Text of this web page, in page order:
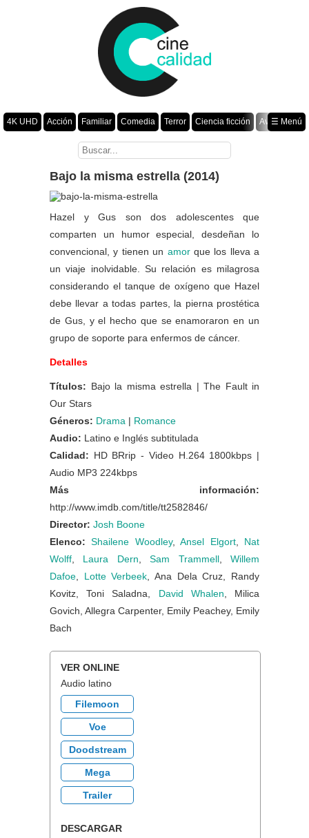
4K UHD Acción Familiar Comedia Terror Ciencia ficción
Aventura
Romance Fantasía Drama Animación Crimen
☰ Menú
Bajo la misma estrella (2014)
Hazel y Gus son dos adolescentes que
comparten un humor especial, desdeñan lo
convencional, y tienen un amorque los lleva a
un viaje inolvidable. Su relación es milagrosa
considerando el tanque de oxígeno que Hazel
debe llevar a todas partes, la pierna prostética
de Gus, y el hecho que se enamoraron en un
grupo de soporte para enfermos de cáncer.
Detalles
Títulos: Bajo la misma estrella | The Fault in
Our Stars
Géneros: Drama | Romance
Audio: Latino e Inglés subtitulada
Calidad: HD BRrip - Video H.264 1800kbps |
Audio MP3 224kbps
Más información:
http://www.imdb.com/title/tt2582846/
Director: Josh Boone
Elenco:Shailene Woodley,Ansel Elgort, Nat
Wolff
Laura Dern ,Sam Trammell,Willem
Dafoe
Lotte Verbeek , Ana Dela Cruz, Randy
Kovitz, Toni Saladna, David Whalen , Milica
Govich, Allegra Carpenter, Emily Peachey, Emily
Bach
VER ONLINE
Audio latino
Filemoon
Voe
Doodstream
Mega
Trailer
DESCARGAR